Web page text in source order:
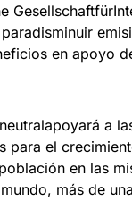
en apoyo
a
para el
en las
más de